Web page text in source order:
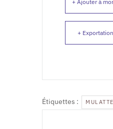
+ Ajouter à
+
Étiquettes :